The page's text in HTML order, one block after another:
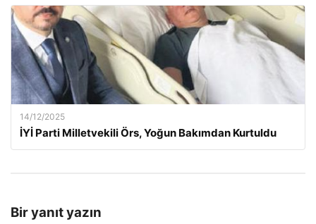
14/12/2025
İYİ Parti Milletvekili Örs, Yoğun Bakımdan Kurtuldu
Bir yanıt yazın